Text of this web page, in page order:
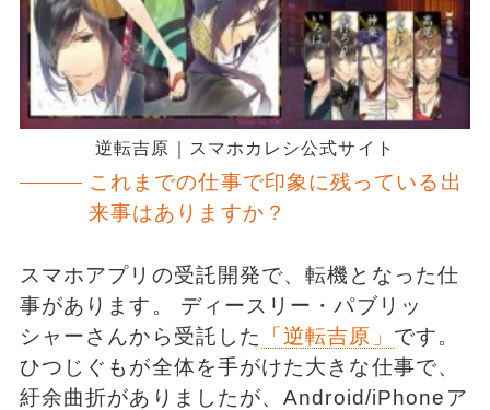
逆転吉原｜スマホカレシ公式サイト
これまでの仕事で印象に残っている出
来事はありますか？
スマホアプリの受託開発で、転機となった仕
事があります。 ディースリー・パブリッ
シャーさんから受託した
「逆転吉原」 です。
ひつじぐもが全体を手がけた大きな仕事で、
紆余曲折がありましたが、Android/iPhoneア